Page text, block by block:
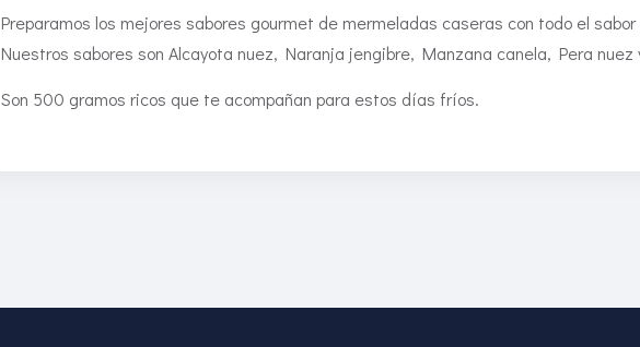
Preparamos los mejores sabores gourmet de mermeladas caseras con todo el
Nuestros sabores son Alcayota nuez, Naranja jengibre, Manzana canela, Pera nuez
Son 500 gramos ricos que te acompañan para estos días fríos.